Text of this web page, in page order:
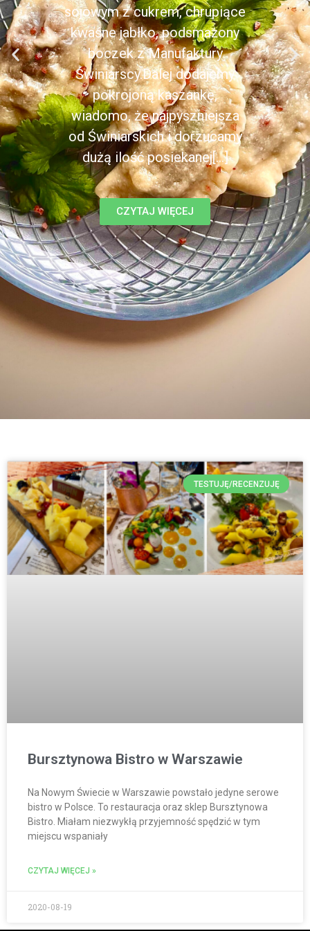
sojowym z cukrem, chrupiące
kwaśne jabłko, podsmażony
boczek z Manufaktury
Świniarscy.Dalej dodajemy
pokrojoną kaszankę,
wiadomo, że najpyszniejsza
od Świniarskich i dorzucamy
dużą ilość posiekanej[...]
CZYTAJ WIĘCEJ
TESTUJĘ/RECENZUJĘ
Bursztynowa Bistro w Warszawie
Na Nowym Świecie w Warszawie powstało jedyne serowe
bistro w Polsce. To restauracja oraz sklep Bursztynowa
Bistro. Miałam niezwykłą przyjemność spędzić w tym
miejscu wspaniały
CZYTAJ WIĘCEJ »
2020-08-19